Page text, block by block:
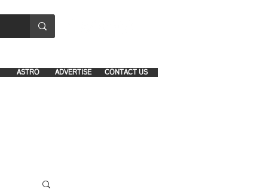
CONTACT US
ADVERTISE
ASTRO